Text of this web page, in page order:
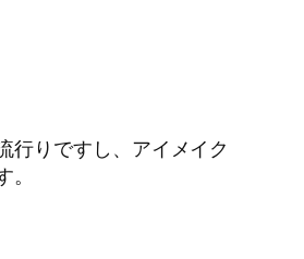
行りですし、アイメイク